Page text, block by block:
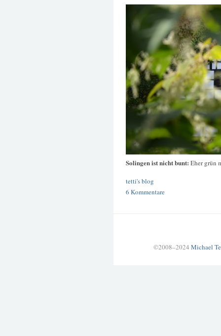
Solingen ist nicht bunt: Eher grün
tetti's blog
6 Kommentare
©2008–2024 Michael